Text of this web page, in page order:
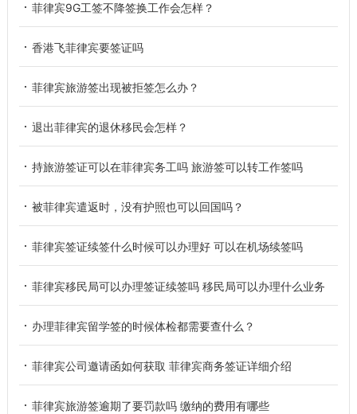
菲律宾9G工签不降签换工作会怎样？
香港飞菲律宾要签证吗
菲律宾旅游签出现被拒签怎么办？
退出菲律宾的退休移民会怎样？
持旅游签证可以在菲律宾务工吗 旅游签可以转工作签吗
被菲律宾遣返时，没有护照也可以回国吗？
菲律宾签证续签什么时候可以办理好 可以在机场续签吗
菲律宾移民局可以办理签证续签吗 移民局可以办理什么业务
办理菲律宾留学签的时候体检都需要查什么？
菲律宾公司邀请函如何获取 菲律宾商务签证详细介绍
菲律宾旅游签逾期了要罚款吗 缴纳的费用有哪些